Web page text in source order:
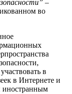
–
во
в
в Интернете и
иностранным